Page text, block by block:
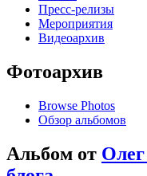
Пресс-релизы
Мероприятия
Видеоархив
Фотоархив
Browse Photos
Обзор альбомов
Альбом от